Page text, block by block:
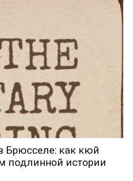
Брюсселе: как кюй
подлинной истории